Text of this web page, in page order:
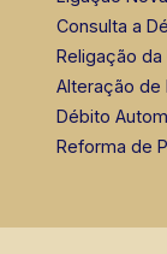
Consulta a
Religação da
Alteração de
Débito
Reforma de